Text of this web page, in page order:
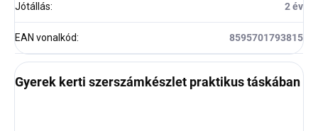
Jótállás: 2 év
EAN vonalkód: 8595701793815
Gyerek kerti szerszámkészlet praktikus táskában